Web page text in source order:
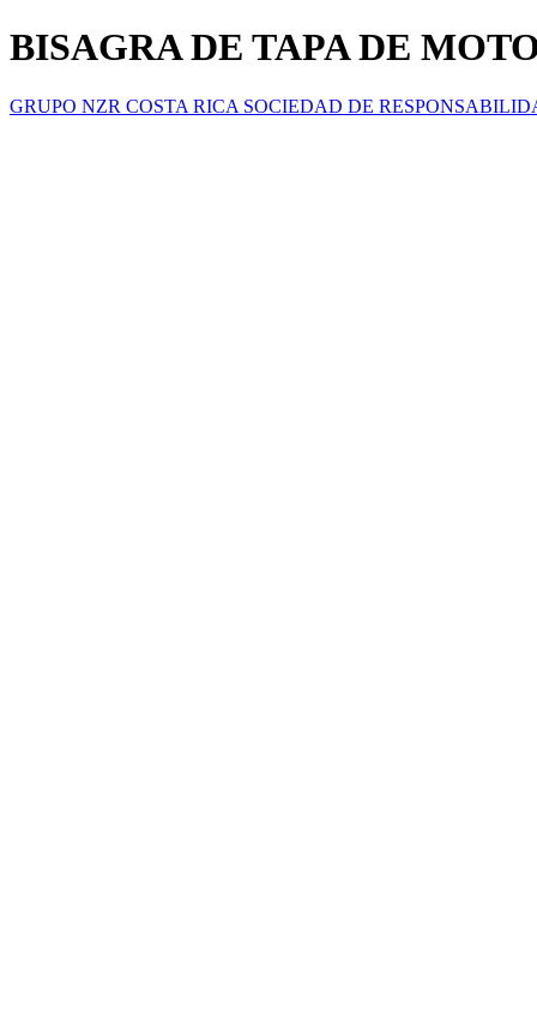
BISAGRA DE TAPA DE
GRUPO NZR COSTA RICA SOCIEDAD DE